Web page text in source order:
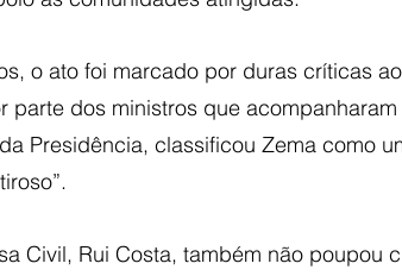
o ato foi marcado por duras críticas
parte dos ministros que
Presidência, classificou Zema como
Civil, Rui Costa, também não poupou